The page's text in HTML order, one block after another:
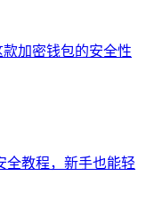
加密钱包的安全性
全教程，新手也能轻